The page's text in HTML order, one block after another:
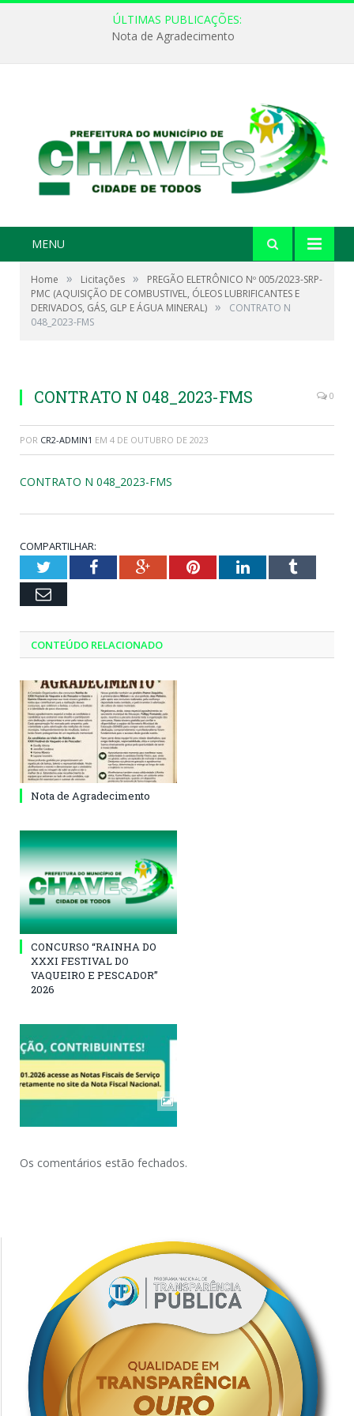
ÚLTIMAS PUBLICAÇÕES:
Nota de Agradecimento
MENU
Home » Licitações »
PREGÃO ELETRÔNICO Nº 005/2023-SRP-
PMC (AQUISIÇÃO DE COMBUSTIVEL, ÓLEOS LUBRIFICANTES E
DERIVADOS, GÁS, GLP E ÁGUA MINERAL) »
CONTRATO N
048_2023-FMS
CONTRATO N 048_2023-FMS 0
POR CR2-ADMIN1 EM 4 DE OUTUBRO DE 2023
CONTRATO N 048_2023-FMS
COMPARTILHAR:
TwitterFacebookGoogle+PinterestLinkedInTumblr
Email
CONTEÚDO RELACIONADO
Nota de Agradecimento
CONCURSO “RAINHA DO
XXXI FESTIVAL DO
VAQUEIRO E PESCADOR”
2026
Os comentários estão fechados.